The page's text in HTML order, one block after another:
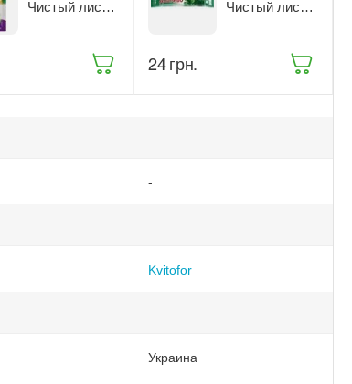
Чистый лист
Чистый лист
лиственных
растений 100 г
‍24‍грн.
-
Kvitofor
Украина